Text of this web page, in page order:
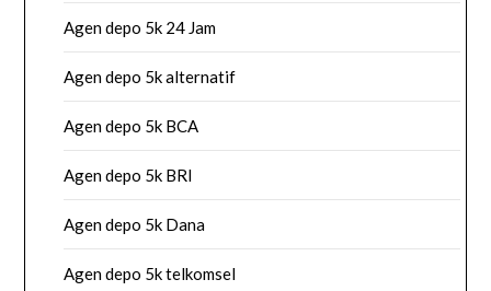
Agen depo 5k 24 Jam
Agen depo 5k alternatif
Agen depo 5k BCA
Agen depo 5k BRI
Agen depo 5k Dana
Agen depo 5k telkomsel